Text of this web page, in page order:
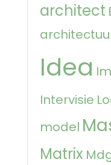
architect
Idea
Intervisie
model
Matrix